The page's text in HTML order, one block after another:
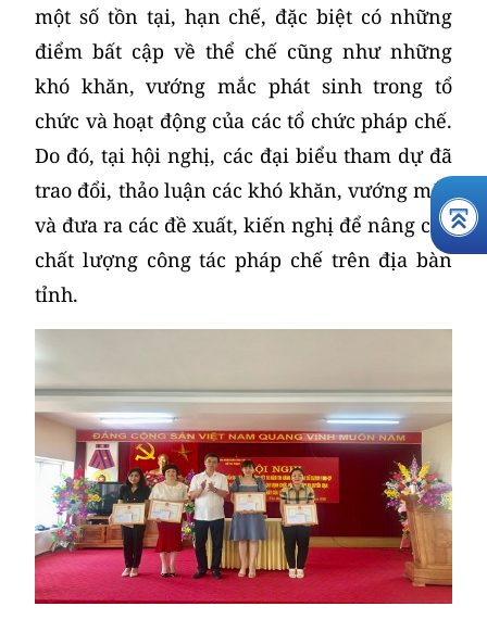
một số tồn tại, hạn chế, đặc biệt có những
điểm bất cập về thể chế cũng như những
khó khăn, vướng mắc phát sinh trong tổ
chức và hoạt động của các tổ chức pháp chế.
Do đó, tại hội nghị, các đại biểu tham dự đã
trao đổi, thảo luận các khó khăn, vướng mắc
và đưa ra các đề xuất, kiến nghị để nâng cao
chất lượng công tác pháp chế trên địa bàn
tỉnh.